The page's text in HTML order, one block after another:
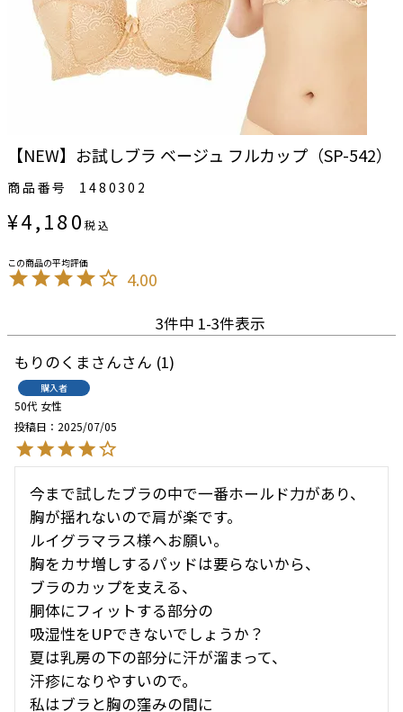
【NEW】お試しブラ ベージュ フルカップ（SP-542）
商品番号 1480302
¥4,180 税込
4.00
3件中 1-3件表示
もりのくまさん
1
購入者
50代 女性
投稿日
2025/07/05
今まで試したブラの中で一番ホールド力があり、
胸が揺れないので肩が楽です。
ルイグラマラス様へお願い。
胸をカサ増しするパッドは要らないから、
ブラのカップを支える、
胴体にフィットする部分の
吸湿性をUPできないでしょうか？
夏は乳房の下の部分に汗が溜まって、
汗疹になりやすいので。
私はブラと胸の窪みの間に